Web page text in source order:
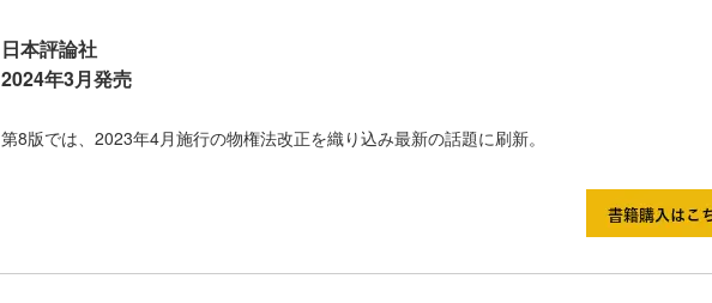
日本評論社
2024年3月発売
第8版では、2023年4月施行の物権法改正を織り込み最新の話題に刷新。